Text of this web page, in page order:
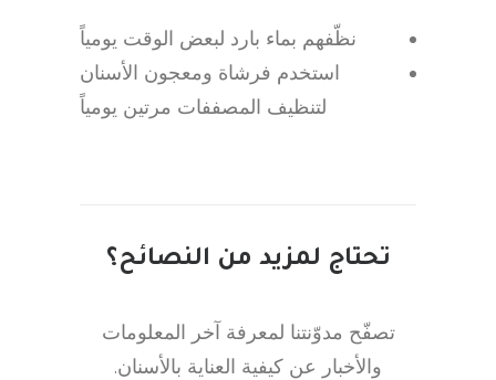
نظّفهم بماء بارد لبعض الوقت يومياً
استخدم فرشاة ومعجون الأسنان
لتنظيف المصففات مرتين يومياً
تحتاج لمزيد من النصائح؟
تصفّح مدوّنتنا لمعرفة آخر المعلومات
والأخبار عن كيفية العناية بالأسنان.